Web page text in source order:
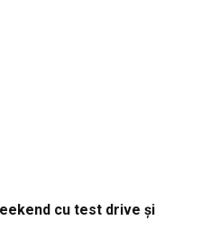
cu test drive și